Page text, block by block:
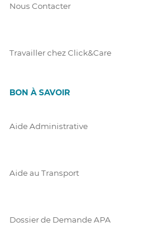
Nous Contacter
Travailler chez Click&Care
BON À SAVOIR
Aide Administrative
Aide au Transport
Dossier de Demande APA